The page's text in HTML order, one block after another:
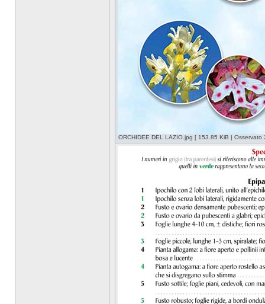
ORCHIDEE DEL LAZIO.jpg [ 153.85 KiB | Osservato